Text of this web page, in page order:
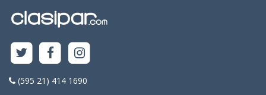
(595 21) 414 1690